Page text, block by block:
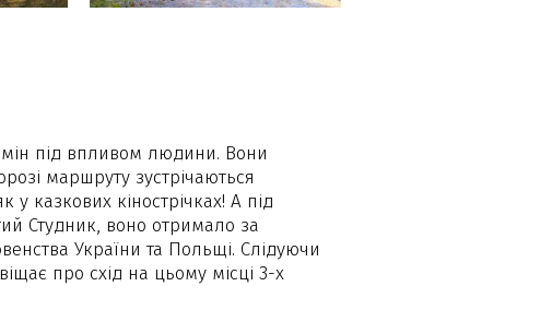
під впливом людини. Вони
маршруту зустрічаються
казкових кінострічках! А під
Студник, воно отримало за
України та Польщі. Слідуючи
про схід на цьому місці 3-х